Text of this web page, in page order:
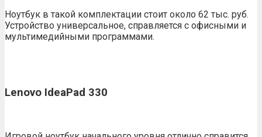
Ноутбук в такой комплектации стоит около 62 тыс. руб.
Устройство универсальное, справляется с офисными и
мультимедийными программами.
Lenovo IdeaPad 330